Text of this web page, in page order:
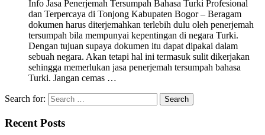
Info Jasa Penerjemah Tersumpah Bahasa Turki Profesional
dan Terpercaya di Tonjong Kabupaten Bogor – Beragam
dokumen harus diterjemahkan terlebih dulu oleh penerjemah
tersumpah bila mempunyai kepentingan di negara Turki.
Dengan tujuan supaya dokumen itu dapat dipakai dalam
sebuah negara. Akan tetapi hal ini termasuk sulit dikerjakan
sehingga memerlukan jasa penerjemah tersumpah bahasa
Turki. Jangan cemas …
Search for:
Recent Posts